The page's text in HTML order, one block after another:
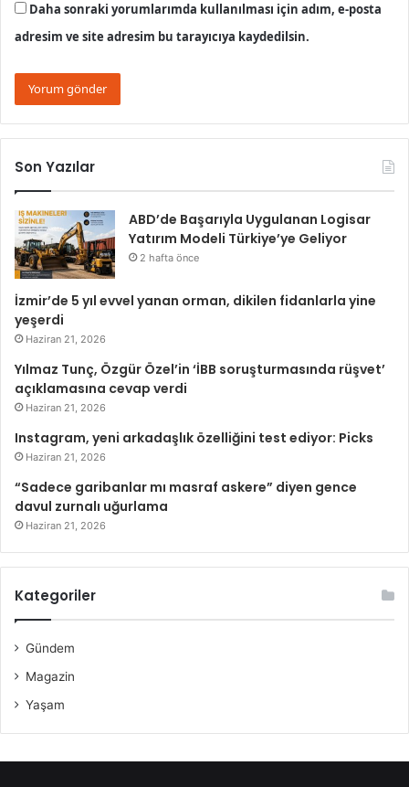
Daha sonraki yorumlarımda kullanılması için adım, e-posta
adresim ve site adresim bu tarayıcıya kaydedilsin.
Son Yazılar
ABD’de Başarıyla Uygulanan Logisar
Yatırım Modeli Türkiye’ye Geliyor
2 hafta önce
İzmir’de 5 yıl evvel yanan orman, dikilen fidanlarla yine
yeşerdi
Haziran 21, 2026
Yılmaz Tunç, Özgür Özel’in ‘İBB soruşturmasında rüşvet’
açıklamasına cevap verdi
Haziran 21, 2026
Instagram, yeni arkadaşlık özelliğini test ediyor: Picks
Haziran 21, 2026
“Sadece garibanlar mı masraf askere” diyen gence
davul zurnalı uğurlama
Haziran 21, 2026
Kategoriler
Gündem
Magazin
Yaşam